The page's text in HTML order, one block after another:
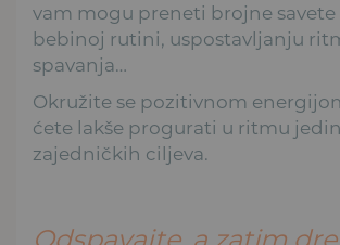
vam mogu preneti brojne savete
bebinoj rutini, uspostavljanju
spavanja…
Okružite se pozitivnom
ćete lakše progurati u ritmu
zajedničkih ciljeva.